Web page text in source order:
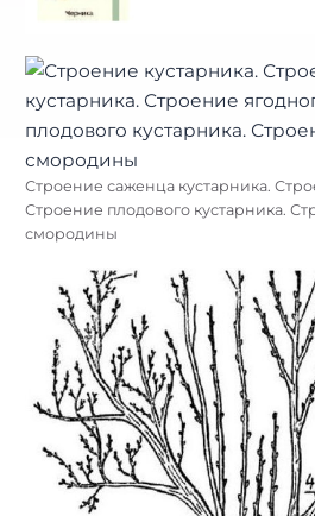
Строение саженца кустарника.
Строение плодового кустарника.
смородины